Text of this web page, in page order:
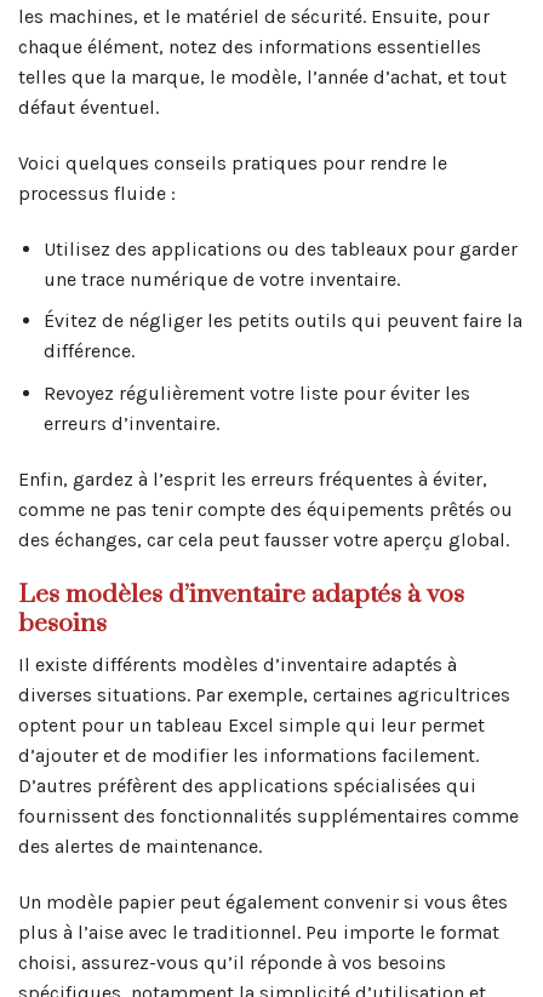
les machines, et le matériel de sécurité. Ensuite, pour
chaque élément, notez des informations essentielles
telles que la marque, le modèle, l’année d’achat, et tout
défaut éventuel.
Voici quelques conseils pratiques pour rendre le
processus fluide :
Utilisez des applications ou des tableaux pour garder
une trace numérique de votre inventaire.
Évitez de négliger les petits outils qui peuvent faire la
différence.
Revoyez régulièrement votre liste pour éviter les
erreurs d’inventaire.
Enfin, gardez à l’esprit les erreurs fréquentes à éviter,
comme ne pas tenir compte des équipements prêtés ou
des échanges, car cela peut fausser votre aperçu global.
Les modèles d’inventaire adaptés à vos
besoins
Il existe différents modèles d’inventaire adaptés à
diverses situations. Par exemple, certaines agricultrices
optent pour un tableau Excel simple qui leur permet
d’ajouter et de modifier les informations facilement.
D’autres préfèrent des applications spécialisées qui
fournissent des fonctionnalités supplémentaires comme
des alertes de maintenance.
Un modèle papier peut également convenir si vous êtes
plus à l’aise avec le traditionnel. Peu importe le format
choisi, assurez-vous qu’il réponde à vos besoins